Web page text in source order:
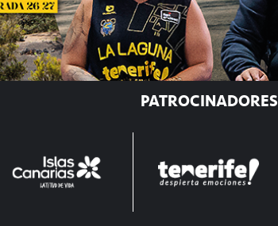
PATROCINADORES